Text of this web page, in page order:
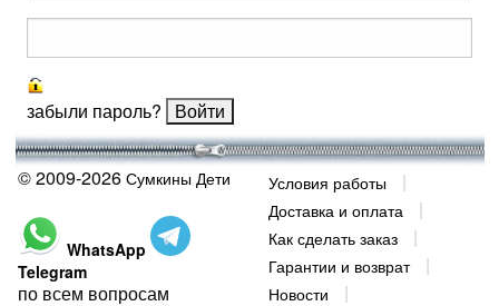
забыли пароль?
© 2009-2026 Сумкины Дети
WhatsApp
Telegram
по всем вопросам
Условия работы
Доставка и оплата
Как сделать заказ
Гарантии и возврат
Новости